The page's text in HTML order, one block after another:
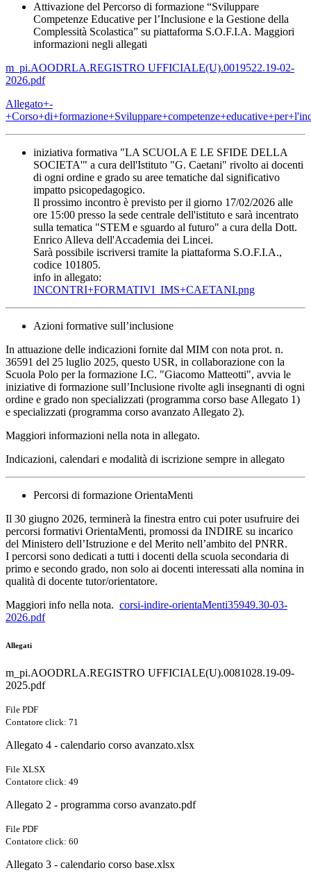
Attivazione del Percorso di formazione “Sviluppare
Competenze Educative per l’Inclusione e la Gestione della
Complessità Scolastica” su piattaforma S.O.F.I.A. Maggiori
informazioni negli allegati
m_pi.AOODRLA.REGISTRO UFFICIALE(U).0019522.19-02-
2026.pdf
Allegato+-
iniziativa formativa "LA SCUOLA E LE SFIDE DELLA
SOCIETA'" a cura dell'Istituto "G. Caetani" rivolto ai docenti
di ogni ordine e grado su aree tematiche dal significativo
impatto psicopedagogico.
Il prossimo incontro è previsto per il giorno 17/02/2026 alle
ore 15:00 presso la sede centrale dell'istituto e sarà incentrato
sulla tematica "STEM e sguardo al futuro" a cura della Dott.
Enrico Alleva dell'Accademia dei Lincei.
Sarà possibile iscriversi tramite la piattaforma S.O.F.I.A.,
codice 101805.
info in allegato:
INCONTRI+FORMATIVI_IMS+CAETANI.png
Azioni formative sull’inclusione
In attuazione delle indicazioni fornite dal MIM con nota prot. n.
36591 del 25 luglio 2025, questo USR, in collaborazione con la
Scuola Polo per la formazione I.C. "Giacomo Matteotti", avvia le
iniziative di formazione sull’Inclusione rivolte agli insegnanti di ogni
ordine e grado non specializzati (programma corso base Allegato 1)
e specializzati (programma corso avanzato Allegato 2).
Maggiori informazioni nella nota in allegato.
Indicazioni, calendari e modalità di iscrizione sempre in allegato
Percorsi di formazione OrientaMenti
Il 30 giugno 2026, terminerà la finestra entro cui poter usufruire dei
percorsi formativi OrientaMenti, promossi da INDIRE su incarico
del Ministero dell’Istruzione e del Merito nell’ambito del PNRR.
I percorsi sono dedicati a tutti i docenti della scuola secondaria di
primo e secondo grado, non solo ai docenti interessati alla nomina in
qualità di docente tutor/orientatore.
Maggiori info nella nota. corsi-indire-orientaMenti35949.30-03-
2026.pdf
Allegati
m_pi.AOODRLA.REGISTRO UFFICIALE(U).0081028.19-09-
2025.pdf
File PDF
Contatore click: 71
Allegato 4 - calendario corso avanzato.xlsx
File XLSX
Contatore click: 49
Allegato 2 - programma corso avanzato.pdf
File PDF
Contatore click: 60
Allegato 3 - calendario corso base.xlsx